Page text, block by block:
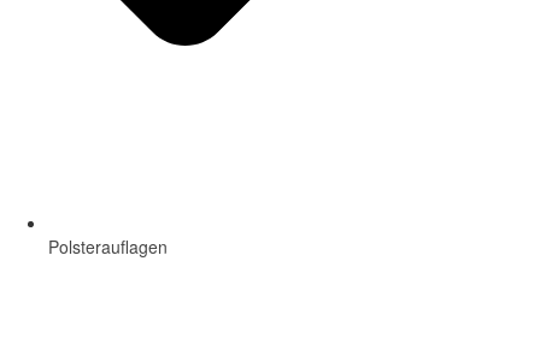
Polsterauflagen